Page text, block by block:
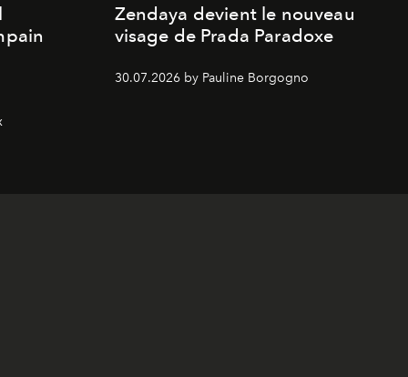
Zendaya devient le nouveau
visage de Prada Paradoxe
30.07.2026 by Pauline Borgogno